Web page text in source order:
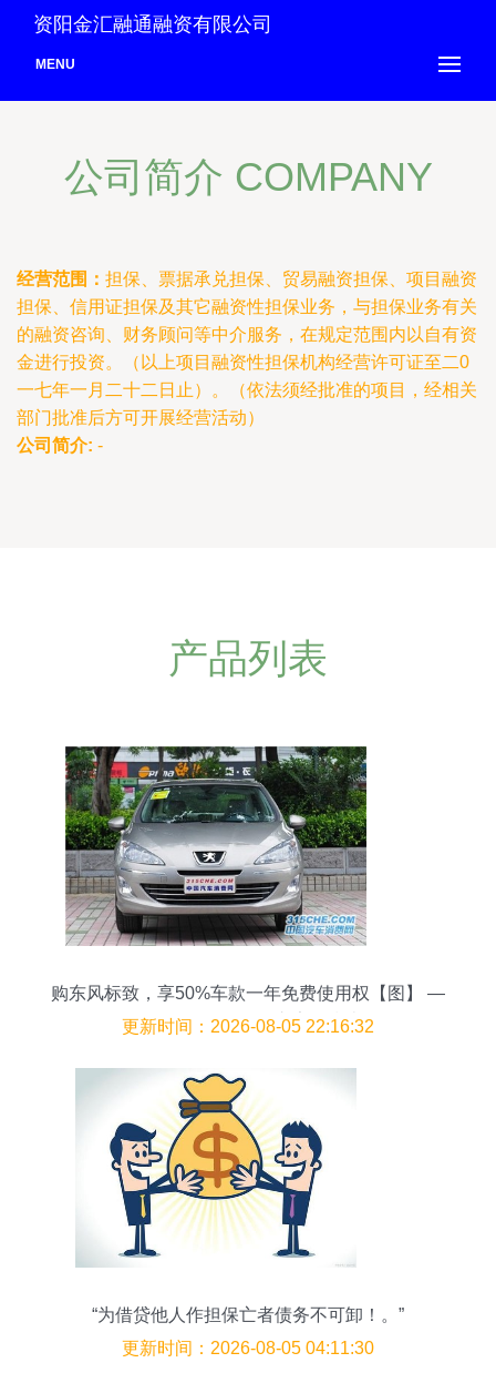
资阳金汇融通融资有限公司
MENU
公司简介 COMPANY
经营范围： 担保、票据承兑担保、贸易融资担保、项目融资
担保、信用证担保及其它融资性担保业务，与担保业务有关
的融资咨询、财务顾问等中介服务，在规定范围内以自有资
金进行投资。（以上项目融资性担保机构经营许可证至二0
一七年一月二十二日止）。（依法须经批准的项目，经相关
部门批准后方可开展经营活动）
公司简介: -
产品列表
购东风标致，享50%车款一年免费使用权【图】 —
一份值得信赖的购车安全指南
更新时间：2026-08-05 22:16:32
“为借贷他人作担保亡者债务不可卸！。”
更新时间：2026-08-05 04:11:30